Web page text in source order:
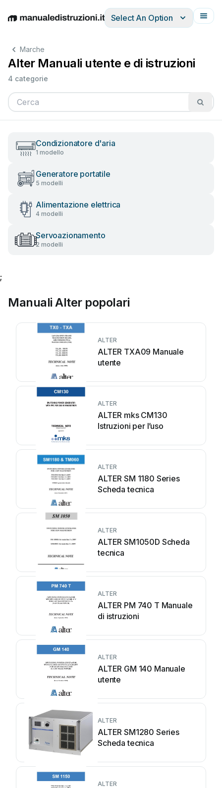
EnglishDeutschEspañolItalianoFrançais
Select An Option
Marche
Alter Manuali utente e di istruzioni
4 categorie
Condizionatore d'aria
1 modello
Generatore portatile
5 modelli
Alimentazione elettrica
4 modelli
Servoazionamento
2 modelli
;
Manuali Alter popolari
ALTER
ALTER TXA09 Manuale
utente
ALTER
ALTER mks CM130
Istruzioni per l’uso
ALTER
ALTER SM 1180 Series
Scheda tecnica
ALTER
ALTER SM1050D Scheda
tecnica
ALTER
ALTER PM 740 T Manuale
di istruzioni
ALTER
ALTER GM 140 Manuale
utente
ALTER
ALTER SM1280 Series
Scheda tecnica
ALTER